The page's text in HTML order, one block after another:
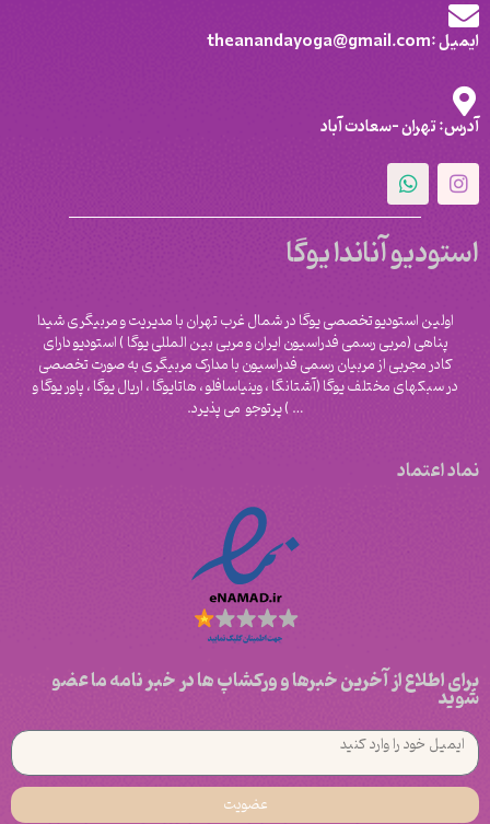
ایمیل :theanandayoga@gmail.com
آدرس: تهران -سعادت آباد
استودیو آناندا یوگا
اولین استودیو تخصصی یوگا در شمال غرب تهران با مدیریت و مربیگری شیدا
پناهی (مربی رسمی فدراسیون ایران و مربی بین المللی یوگا ) استودیو دارای
کادر مجربی از مربیان رسمی فدراسیون با مدارک مربیگری به صورت تخصصی
در سبکهای مختلف یوگا (آشتانگا ، وینیاسافلو ، هاتایوگا ، اریال یوگا ، پاور یوگا و
‌… ) پرتوجو می پذیرد.
نماد اعتماد
برای اطلاع از آخرین خبرها و ورکشاپ ها در خبر نامه ما عضو
شوید
عضویت